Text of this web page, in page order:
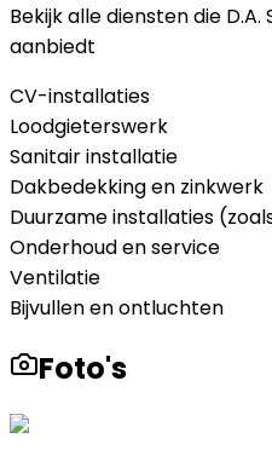
Bekijk alle diensten die D.A.
aanbiedt
CV-installaties
Loodgieterswerk
Sanitair installatie
Dakbedekking en zinkwerk
Duurzame installaties
Onderhoud en service
Ventilatie
Bijvullen en ontluchten
Foto's